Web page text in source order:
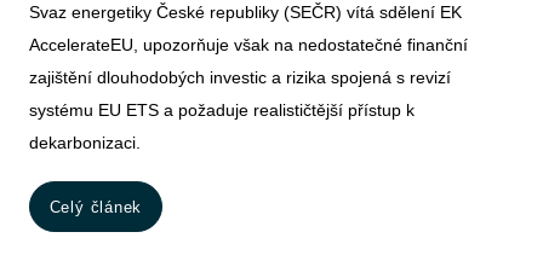
Svaz energetiky České republiky (SEČR) vítá sdělení EK
AccelerateEU, upozorňuje však na nedostatečné finanční
zajištění dlouhodobých investic a rizika spojená s revizí
systému EU ETS a požaduje realističtější přístup k
dekarbonizaci.
Celý článek